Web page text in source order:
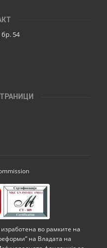
54
во рамките на
на Владата на